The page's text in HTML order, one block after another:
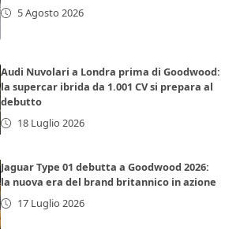
5 Agosto 2026
Audi Nuvolari a Londra prima di Goodwood:
la supercar ibrida da 1.001 CV si prepara al
debutto
18 Luglio 2026
Jaguar Type 01 debutta a Goodwood 2026:
la nuova era del brand britannico in azione
17 Luglio 2026